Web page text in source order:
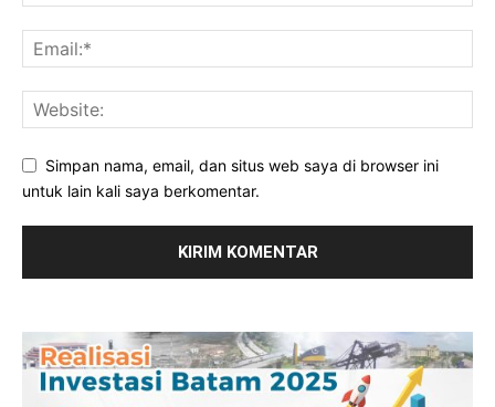
Simpan nama, email, dan situs web saya di browser ini
untuk lain kali saya berkomentar.